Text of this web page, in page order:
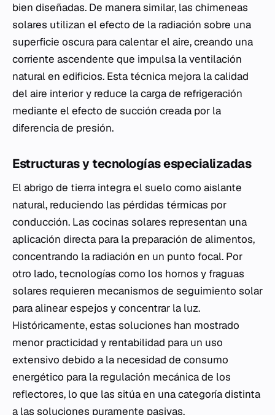
bien diseñadas. De manera similar, las chimeneas
solares utilizan el efecto de la radiación sobre una
superficie oscura para calentar el aire, creando una
corriente ascendente que impulsa la ventilación
natural en edificios. Esta técnica mejora la calidad
del aire interior y reduce la carga de refrigeración
mediante el efecto de succión creada por la
diferencia de presión.
Estructuras y tecnologías especializadas
El abrigo de tierra integra el suelo como aislante
natural, reduciendo las pérdidas térmicas por
conducción. Las cocinas solares representan una
aplicación directa para la preparación de alimentos,
concentrando la radiación en un punto focal. Por
otro lado, tecnologías como los hornos y fraguas
solares requieren mecanismos de seguimiento solar
para alinear espejos y concentrar la luz.
Históricamente, estas soluciones han mostrado
menor practicidad y rentabilidad para un uso
extensivo debido a la necesidad de consumo
energético para la regulación mecánica de los
reflectores, lo que las sitúa en una categoría distinta
a las soluciones puramente pasivas.